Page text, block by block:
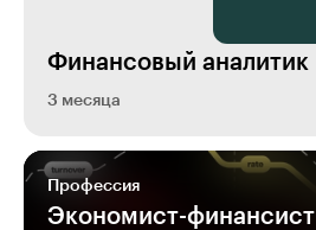
Финансовый аналитик
3 месяца
Профессия
Экономист-финансист